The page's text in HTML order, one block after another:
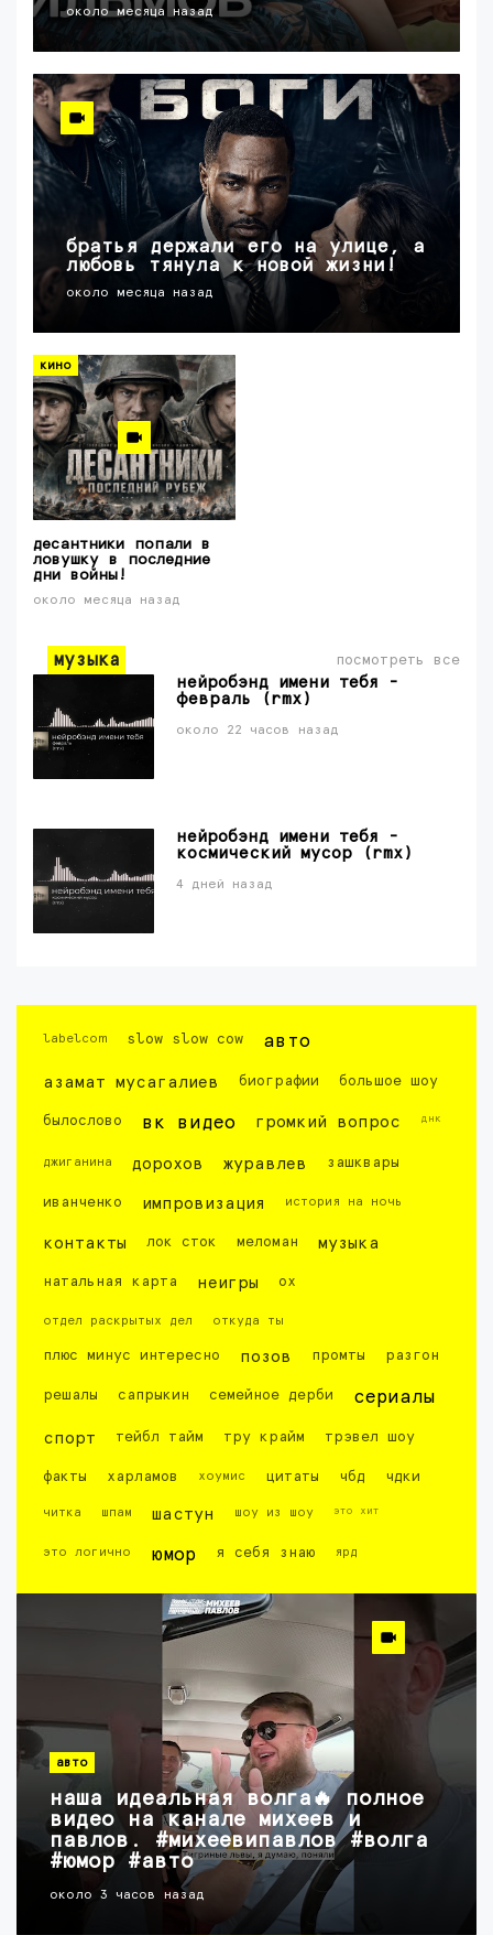
около месяца назад
братья держали его на улице, а
любовь тянула к новой жизни!
около месяца назад
кино
десантники попали в
ловушку в последние
дни войны!
около месяца назад
музыка посмотреть все
нейробэнд имени тебя -
февраль (rmx)
около 22 часов назад
нейробэнд имени тебя -
космический мусор (rmx)
4 дней назад
labelcom slow slow cow авто
азамат мусагалиев биографии большое шоу
былослово вк видео громкий вопрос днк
джиганина дорохов журавлев зашквары
иванченко импровизация история на ночь
контакты лок сток меломан музыка
натальная карта неигры ох
отдел раскрытых дел откуда ты
плюс минус интересно позов промты разгон
решалы сапрыкин семейное дерби сериалы
спорт тейбл тайм тру крайм трэвел шоу
факты харламов хоумис цитаты чбд чдки
читка шпам шастун шоу из шоу это хит
это логично юмор я себя знаю ярд
авто
наша идеальная волга🔥 полное
видео на канале михеев и
павлов. #михеевипавлов #волга
#юмор #авто
около 3 часов назад